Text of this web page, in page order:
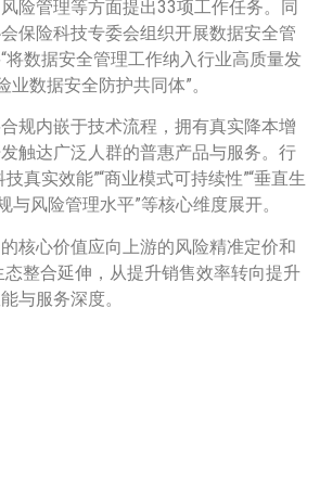
险管理等方面提出33项工作任务。同
保险科技专委会组织开展数据安全管
将数据安全管理工作纳入行业高质量发
业数据安全防护共同体”。
规内嵌于技术流程，拥有真实降本增
触达广泛人群的普惠产品与服务。行
真实效能”“商业模式可持续性”“垂直生
与风险管理水平”等核心维度展开。
核心价值应向上游的风险精准定价和
态整合延伸，从提升销售效率转向提升
与服务深度。